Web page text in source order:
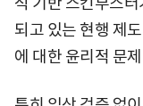
되고 있는 현행 제
에 대한 윤리적 문